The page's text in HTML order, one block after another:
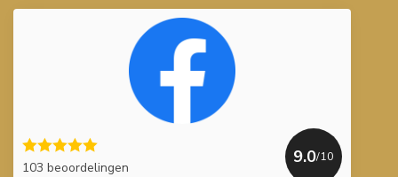
103 beoordelingen
9.0/10